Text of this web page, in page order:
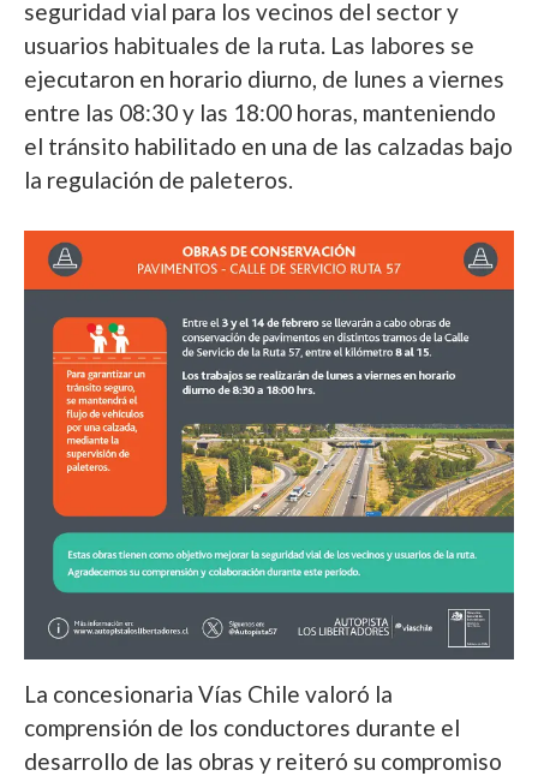
seguridad vial para los vecinos del sector y
usuarios habituales de la ruta. Las labores se
ejecutaron en horario diurno, de lunes a viernes
entre las 08:30 y las 18:00 horas, manteniendo
el tránsito habilitado en una de las calzadas bajo
la regulación de paleteros.
La concesionaria Vías Chile valoró la
comprensión de los conductores durante el
desarrollo de las obras y reiteró su compromiso